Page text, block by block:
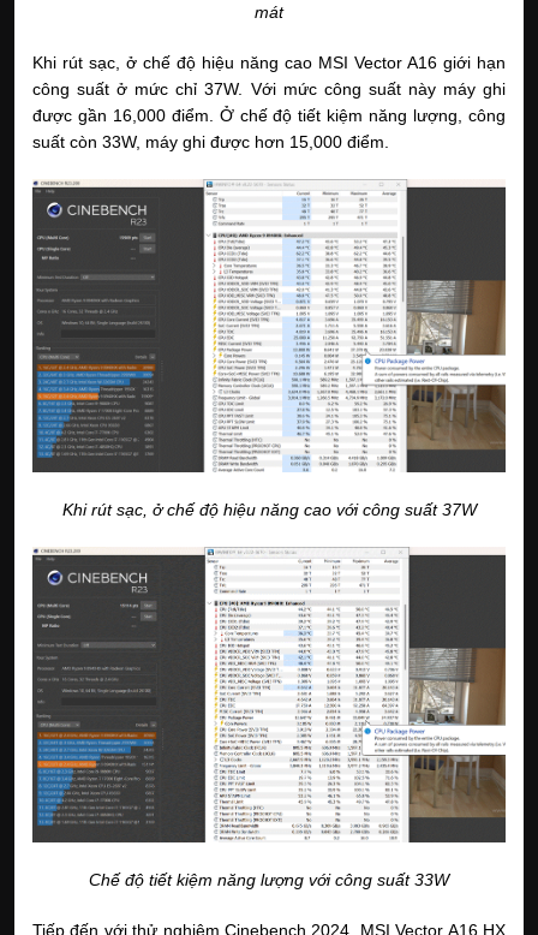
mát
Khi rút sạc, ở chế độ hiệu năng cao MSI Vector A16 giới hạn
công suất ở mức chỉ 37W. Với mức công suất này máy ghi
được gần 16,000 điểm. Ở chế độ tiết kiệm năng lượng, công
suất còn 33W, máy ghi được hơn 15,000 điểm.
Khi rút sạc, ở chế độ hiệu năng cao với công suất 37W
Chế độ tiết kiệm năng lượng với công suất 33W
Tiếp đến với thử nghiệm Cinebench 2024, MSI Vector A16 HX